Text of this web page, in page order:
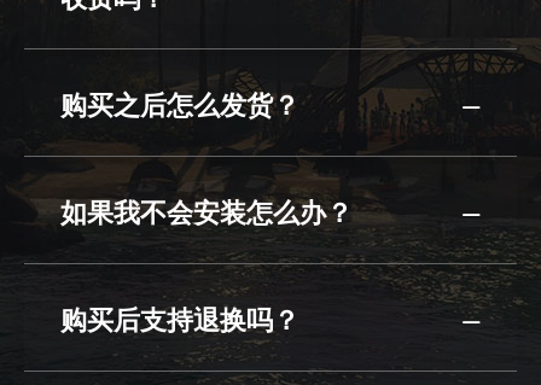
购买之后怎么发货？
如果我不会安装怎么办？
购买后支持退换吗？